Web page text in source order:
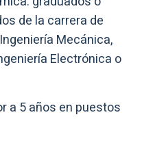
de la carrera de
Mecánica,
Electrónica o
a 5 años en puestos